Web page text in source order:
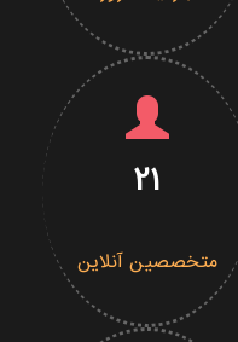
21
متخصصین آنلاین